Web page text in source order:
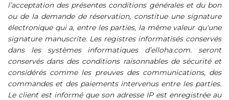
l’acceptation des présentes conditions générales et du bon
ou de la demande de réservation, constitue une signature
électronique qui a, entre les parties, la même valeur qu'une
signature manuscrite. Les registres informatisés conservés
dans les systèmes informatiques d’elloha.com. seront
conservés dans des conditions raisonnables de sécurité et
considérés comme les preuves des communications, des
commandes et des paiements intervenus entre les parties.
Le client est informé que son adresse IP est enregistrée au